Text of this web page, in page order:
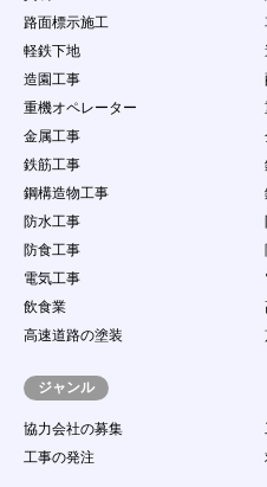
する行為
（１２）
会員情報・案件情報などを
（１３）
当社が、本サービスの運営
あると判断する量のデータ
担をかける行為（不正な連
ルス、ワーム、その他の有
ーバーに送信し、または第
為など）
（１４）
他の会員又は第三者の財産
権、人格権等を侵害する行
（１５）
実際に依頼する意思がない
（１６）虚偽の情報をサイトに登録
（１７）著作権、商標権、プライバ
肖像権等の他人の権利を侵
のおそれのある行為
（１８）その他事務局が不適切である
路面標示施工
軽鉄下地
造園工事
重機オペレーター
金属工事
鉄筋工事
鋼構造物工事
防水工事
防食工事
電気工事
飲食業
高速道路の塗装
ジャンル
協力会社の募集
工事の発注